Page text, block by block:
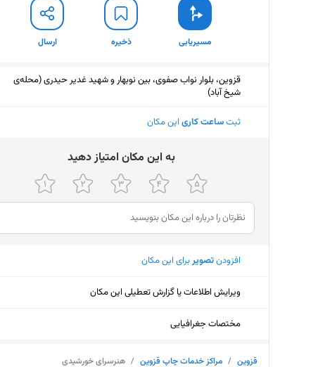
مسیریابی ذخیره ارسال
قزوین، بلوار نواب صفوی، بین نوبهار و شهید غدیر حیدری (محله‌ی
شیخ آباد)
ثبتساعت کاری این مکان
ﺑﻪ اﯾﻦ ﻣﮑﺎن اﻣﺘﯿﺎز دﻫﯿﺪ
افزودنتصویربرای این مکان
ویرایش اطلاعات یا گزارش تعطیلی این مکان
مختصات جغرافیایی
قزوین / مراکز خدمات چاپ قزوین / هنرسرای خورشیدی